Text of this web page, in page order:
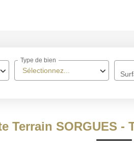
À
NOS
Sélectionnez...
Type de bien
Terrain SORGUES -